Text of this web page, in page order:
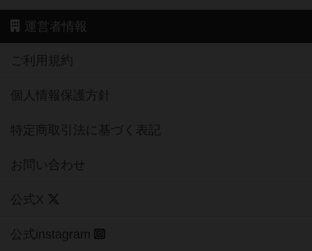
運営者情報
ご利用規約
個人情報保護方針
特定商取引法に基づく表記
お問い合わせ
公式X
公式instagram